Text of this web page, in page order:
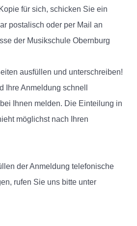
für sich, schicken Sie ein
postalisch oder per Mail an
der Musikschule Obernburg
ausfüllen und unterschreiben!
Ihre Anmeldung schnell
Ihnen melden. Die Einteilung in
möglichst nach Ihren
der Anmeldung telefonische
rufen Sie uns bitte unter